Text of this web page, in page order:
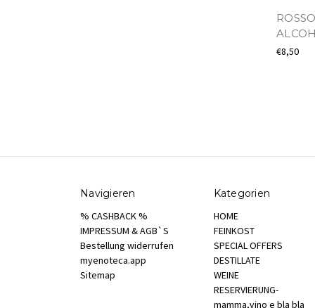
€8,50
Navigieren
% CASHBACK %
IMPRESSUM & AGB`S
Bestellung widerrufen
myenoteca.app
Sitemap
Kategorien
HOME
FEINKOST
SPECIAL OFFERS
DESTILLATE
WEINE
RESERVIERUNG-
mamma,vino e bla bla